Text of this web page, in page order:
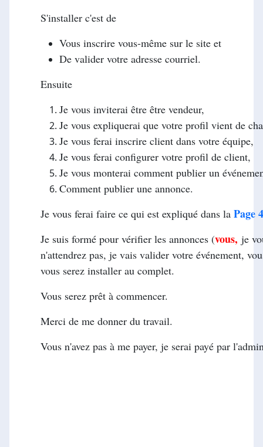
S'installer c'est de
Vous inscrire vous-même sur le site et
De valider votre adresse courriel.
Ensuite
Je vous inviterai être être vendeur,
Je vous expliquerai que votre profil vient de
Je vous ferai inscrire client dans votre équipe,
Je vous ferai configurer votre profil de client,
Je vous monterai comment publier un
Comment publier une annonce.
Je vous ferai faire ce qui est expliqué dans la Page
Je suis formé pour vérifier les annonces (vous, je
n'attendrez pas, je vais valider votre événement,
vous serez installer au complet.
Vous serez prêt à commencer.
Merci de me donner du travail.
Vous n'avez pas à me payer, je serai payé par